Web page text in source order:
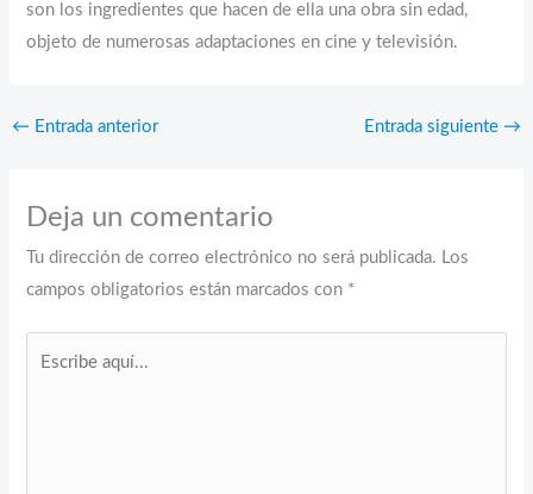
son los ingredientes que hacen de ella una obra sin edad,
objeto de numerosas adaptaciones en cine y televisión.
← Entrada anterior Entrada siguiente →
Deja un comentario
Tu dirección de correo electrónico no será publicada. Los
campos obligatorios están marcados con *